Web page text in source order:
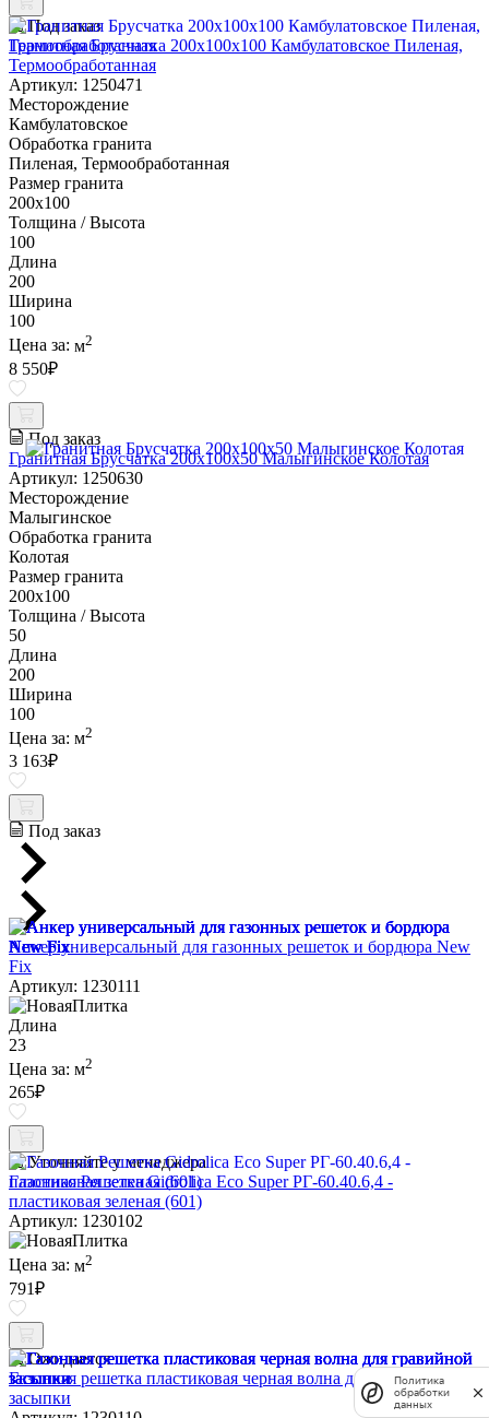
Под заказ
Гранитная Брусчатка 200х100x100 Камбулатовское Пиленая,
Термообработанная
Артикул: 1250471
Месторождение
Камбулатовское
Обработка гранита
Пиленая, Термообработанная
Размер гранита
200х100
Толщина / Высота
100
Длина
200
Ширина
100
Цена за: м2
8 550₽
Под заказ
Гранитная Брусчатка 200х100x50 Малыгинское Колотая
Артикул: 1250630
Месторождение
Малыгинское
Обработка гранита
Колотая
Размер гранита
200х100
Толщина / Высота
50
Длина
200
Ширина
100
Цена за: м2
3 163₽
Под заказ
Анкер универсальный для газонных решеток и бордюра New
Fix
Артикул: 1230111
Длина
23
Цена за: м2
265₽
Уточняйте у менеджера
Газонная Решетка Gidrolica Eco Super РГ-60.40.6,4 -
пластиковая зеленая (601)
Артикул: 1230102
Цена за: м2
791₽
Ожидается
Газонная решетка пластиковая черная волна для гравийной
засыпки
Политика
обработки
данных